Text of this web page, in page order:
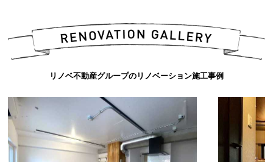
リノベ不動産グループのリノベーション施工事例